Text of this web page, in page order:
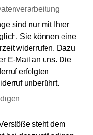
sind nur mit Ihrer
Sie können eine
widerrufen. Dazu
E-Mail an uns. Die
erfolgten
unberührt.
steht dem